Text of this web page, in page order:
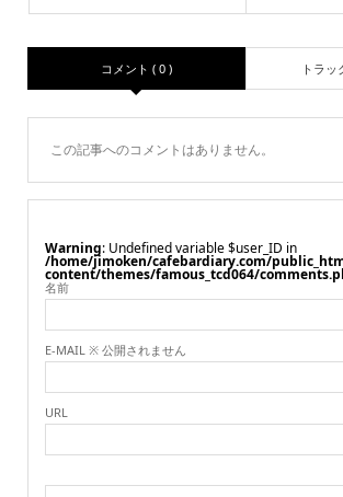
コメント ( 0 ) トラッ
この記事へのコメントはありません。
Warning : Undefined variable $user_ID in
/home/jimoken/cafebardiary.com/
content/themes/famous_tcd064/
名前
E-MAIL ※ 公開されません
URL